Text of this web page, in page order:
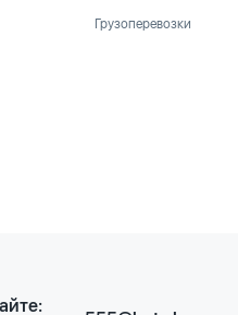
Грузоперевозки